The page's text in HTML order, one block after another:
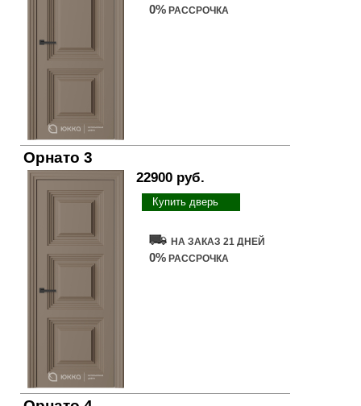
0% РАССРОЧКА
Орнато 3
22900 руб.
Купить дверь
НА ЗАКАЗ 21 ДНЕЙ
0% РАССРОЧКА